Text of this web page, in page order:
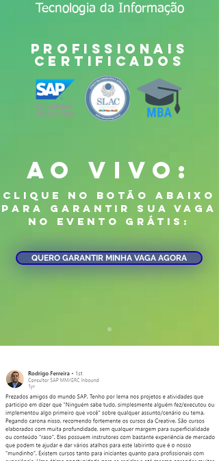
Tecnologia da Informação
profissionais
certificados
ao vivo:
clique no botão abaixo
para garantir sua vaga
no evento grátis:
QUERO GARANTIR MINHA VAGA AGORA